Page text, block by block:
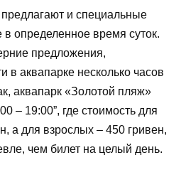
и специальные
определенное время суток.
предложения,
в аквапарке несколько часов
аквапарк «Золотой пляж»
– 19:00”, где стоимость для
а для взрослых – 450 гривен,
чем билет на целый день.